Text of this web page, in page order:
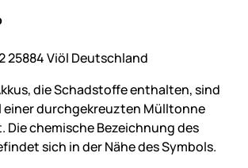
25884 Viöl Deutschland
die Schadstoffe enthalten, sind
einer durchgekreuzten Mülltonne
Die chemische Bezeichnung des
sich in der Nähe des Symbols.